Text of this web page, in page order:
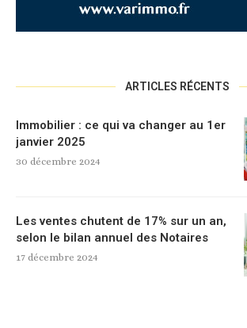
ARTICLES RÉCENTS
Immobilier : ce qui va changer au 1er
janvier 2025
30 décembre 2024
Les ventes chutent de 17% sur un an,
selon le bilan annuel des Notaires
17 décembre 2024